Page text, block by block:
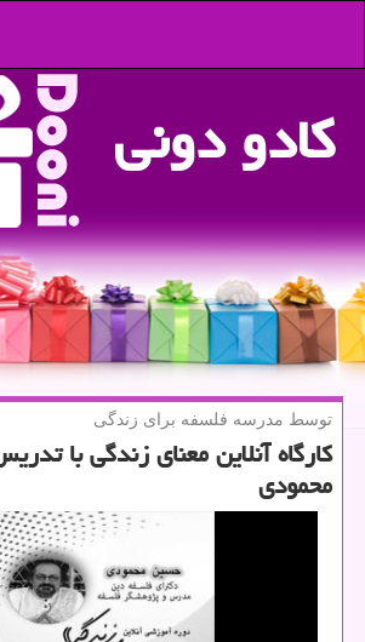
كادو دونی
توسط مدرسه فلسفه برای زندگی
كارگاه آنلاین معنای زندگی با
محمودی